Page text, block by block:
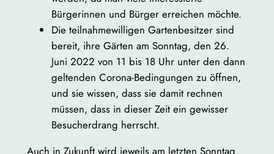
Bürgerinnen und Bürger erreichen möchte.
Die teilnahmewilligen Gartenbesitzer sind
bereit, ihre Gärten am Sonntag, den 26.
Juni 2022 von 11 bis 18 Uhr unter den dann
geltenden Corona-Bedingungen zu öffnen,
und sie wissen, dass sie damit rechnen
müssen, dass in dieser Zeit ein gewisser
Besucherdrang herrscht.
Auch in Zukunft wird jeweils am letzten Sonntag